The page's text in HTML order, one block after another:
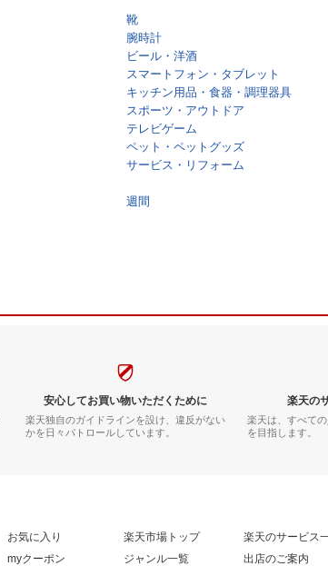
靴
腕時計
ビール・洋酒
スマートフォン・タブレット
キッチン用品・食器・調理器具
スポーツ・アウトドア
テレビゲーム
ペット・ペットグッズ
サービス・リフォーム
週間
安心してお買い物いただくために
楽天独自のガイドラインを設け、違反がない
かを日々パトロールしています。
楽天の
楽天は、すべて
を目指します。
お気に入り
myクーポン
楽天市場トップ
ジャンル一覧
楽天のサービス
出店のご案内